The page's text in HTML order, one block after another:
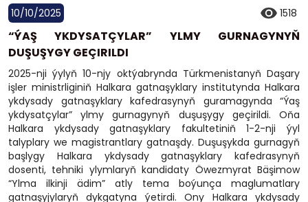
10/10/2025 1518
“ÝAŞ YKDYSATÇYLAR” YLMY GURNAGYNYŇ
DUŞUŞYGY GEÇIRILDI
2025-nji ýylyň 10-njy oktýabrynda Türkmenistanyň Daşary
işler ministrliginiň Halkara gatnaşyklary institutynda Halkara
ykdysady gatnaşyklary kafedrasynyň guramagynda “Ýaş
ykdysatçylar” ylmy gurnagynyň duşuşygy geçirildi. Oňa
Halkara ykdysady gatnaşyklary fakultetiniň 1-2-nji ýyl
talyplary we magistrantlary gatnaşdy. Duşuşykda gurnagyň
başlygy Halkara ykdysady gatnaşyklary kafedrasynyň
dosenti, tehniki ylymlaryň kandidaty Öwezmyrat Bäşimow
“Ylma ilkinji ädim” atly tema boýunça maglumatlary
gatnaşyjylaryň dykgatyna ýetirdi. Ony Halkara ykdysady